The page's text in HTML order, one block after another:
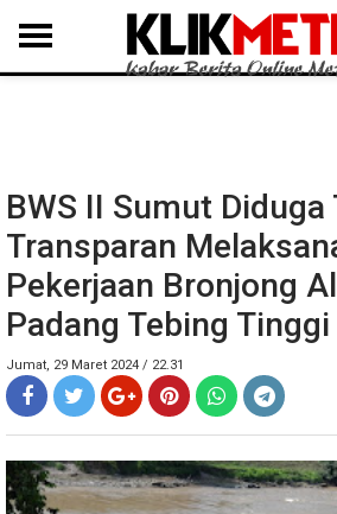
MEDAN LANGKAT DAIRI SAMOSIR
BWS II Sumut Diduga
Transparan
Pekerjaan Bronjong
Padang Tebing Tinggi
Jumat, 29 Maret 2024 / 22.31